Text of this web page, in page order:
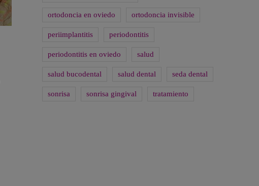
ortodoncia en oviedo ortodoncia invisible
periimplantitis periodontitis
periodontitis en oviedo salud
salud bucodental salud dental seda dental
sonrisa sonrisa gingival tratamiento